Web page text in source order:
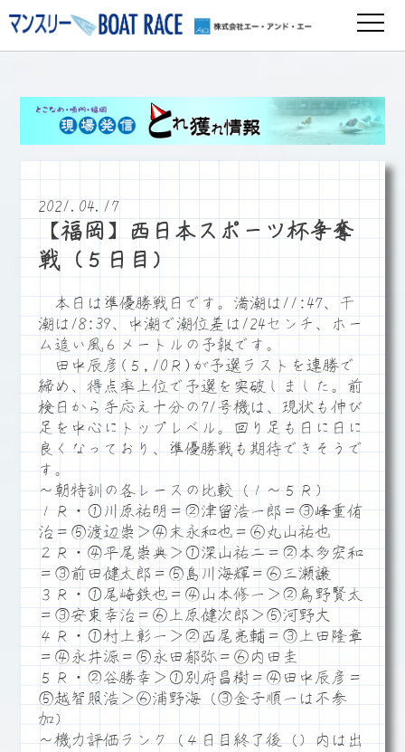
2021.04.17
【福岡】西日本スポーツ杯争奪
戦（５日目）
本日は準優勝戦日です。満潮は11:47、干
潮は18:39、中潮で潮位差は124センチ、ホー
ム追い風６メートルの予報です。
田中辰彦(５,10Ｒ)が予選ラストを連勝で
締め、得点率上位で予選を突破しました。前
検日から手応え十分の71号機は、現状も伸び
足を中心にトップレベル。回り足も日に日に
良くなっており、準優勝戦も期待できそうで
す。
～朝特訓の各レースの比較（１～５Ｒ）
１Ｒ・①川原祐明＝②津留浩一郎＝③峰重侑
治＝⑤渡辺崇＞④末永和也＝⑥丸山祐也
２Ｒ・④平尾崇典＞①深山祐二＝②本多宏和
＝③前田健太郎＝⑤島川海輝＝⑥三瀬譲
３Ｒ・①尾崎鉄也＝④山本修一＞②烏野賢太
＝③安東幸治＝⑥上原健次郎＞⑤河野大
４Ｒ・①村上彰一＞②西尾亮輔＝③上田隆章
＝④永井源＝⑤永田郁弥＝⑥内田圭
５Ｒ・②谷勝幸＞①別府昌樹＝④田中辰彦＝
⑤越智照浩＞⑥浦野海（③金子順一は不参
加）
～機力評価ランク（４日目終了後（）内は出